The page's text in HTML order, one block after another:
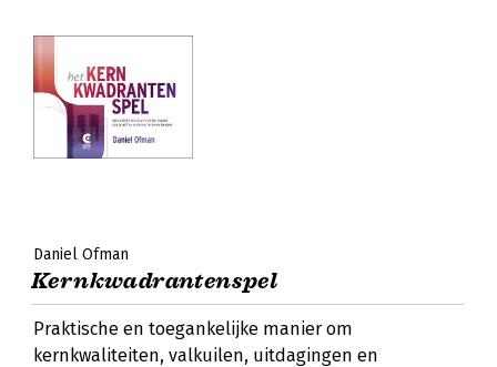
Daniel Ofman
Kernkwadrantenspel
Praktische en toegankelijke manier om
kernkwaliteiten, valkuilen, uitdagingen en